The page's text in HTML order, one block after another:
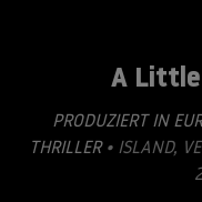
A
PRODUZIERT IN
THRILLER• ISLAND,